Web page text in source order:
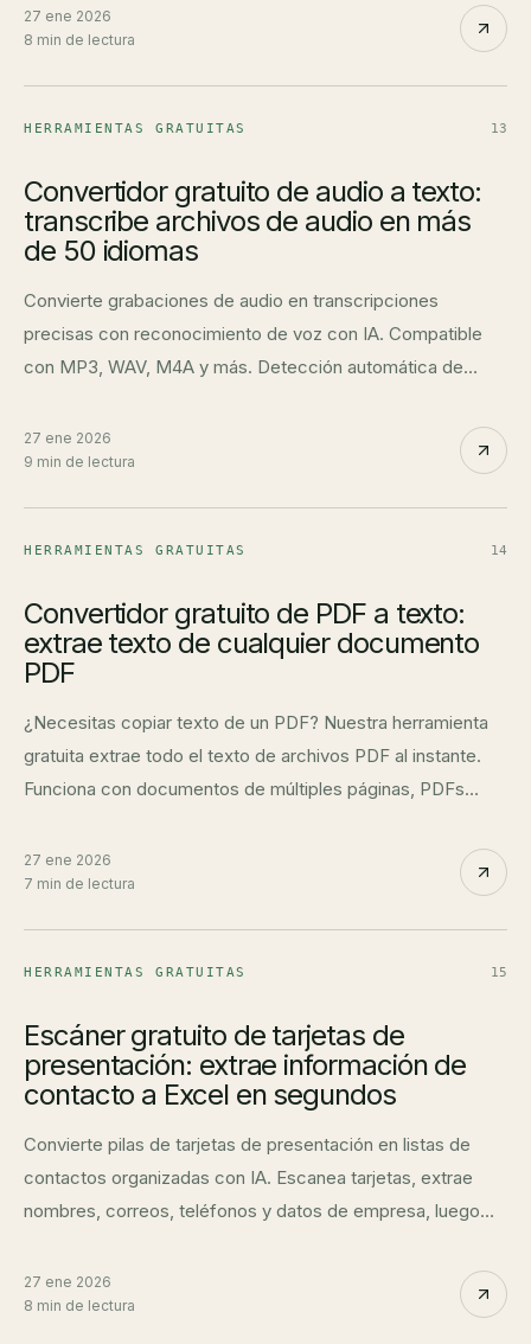
27 ene 2026
8 min de lectura
HERRAMIENTAS GRATUITAS 13
Convertidor gratuito de audio a texto:
transcribe archivos de audio en más
de 50 idiomas
Convierte grabaciones de audio en transcripciones
precisas con reconocimiento de voz con IA. Compatible
con MP3, WAV, M4A y más. Detección automática de
27 ene 2026
9 min de lectura
HERRAMIENTAS GRATUITAS 14
Convertidor gratuito de PDF a texto:
extrae texto de cualquier documento
PDF
¿Necesitas copiar texto de un PDF? Nuestra herramienta
gratuita extrae todo el texto de archivos PDF al instante.
Funciona con documentos de múltiples páginas, PDFs
27 ene 2026
7 min de lectura
HERRAMIENTAS GRATUITAS 15
Escáner gratuito de tarjetas de
presentación: extrae información de
contacto a Excel en segundos
Convierte pilas de tarjetas de presentación en listas de
contactos organizadas con IA. Escanea tarjetas, extrae
nombres, correos, teléfonos y datos de empresa, luego
27 ene 2026
8 min de lectura